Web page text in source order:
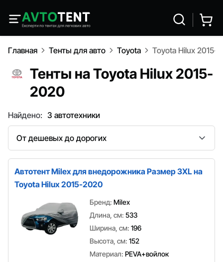
Главная Тенты для авто Toyota Toyota Hilux 2015-
Тенты на Toyota Hilux 2015-
2020
Найдено: 3 автотехники
Сортировка
Автотент Milex для внедорожника Размер 3XL на
Toyota Hilux 2015-2020
Бренд: Milex
Длина, см: 533
Ширина, см: 196
Высота, см: 152
Материал: PEVA+войлок